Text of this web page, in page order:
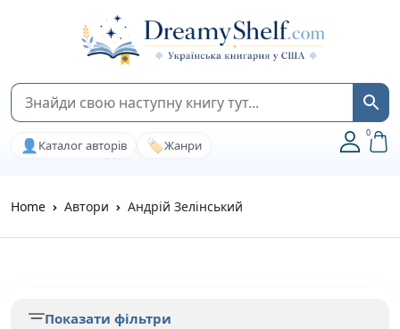
👤 Каталог авторів 🏷️Жанри
0
Home Автори Андрій Зелінський
Показати фільтри